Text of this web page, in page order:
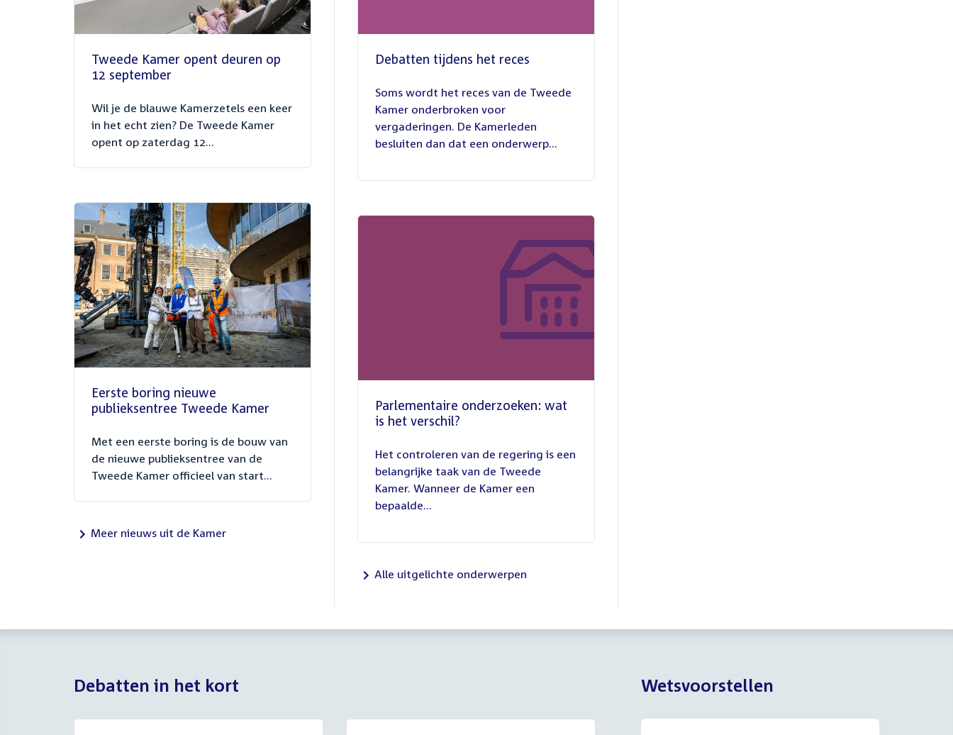
Tweede Kamer opent deuren op
12 september
Wil je de blauwe Kamerzetels een keer
in het echt zien? De Tweede Kamer
opent op zaterdag 12...
Eerste boring nieuwe
publieksentree Tweede Kamer
Met een eerste boring is de bouw van
de nieuwe publieksentree van de
Tweede Kamer officieel van start...
Meer nieuws uit de Kamer
Debatten tijdens het reces
juli
2026
Soms wordt het reces van de Tweede
Kamer onderbroken voor
vergaderingen. De Kamerleden
besluiten dan dat een onderwerp...
Parlementaire onderzoeken: wat
is het verschil?
juli
2026
Het controleren van de regering is een
belangrijke taak van de Tweede
Kamer. Wanneer de Kamer een
bepaalde...
Alle uitgelichte onderwerpen
Debatten in het kort Wetsvoorstellen